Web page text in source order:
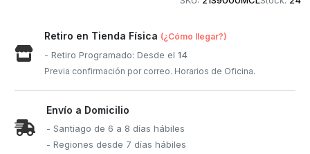
Retiro en Tienda Física (¿Cómo llegar?)
- Retiro Programado: Desde el14
Previa confirmación por correo. Horarios de Oficina.
Envío a Domicilio
- Santiago de 6 a 8 días hábiles
- Regiones desde 7 días hábiles